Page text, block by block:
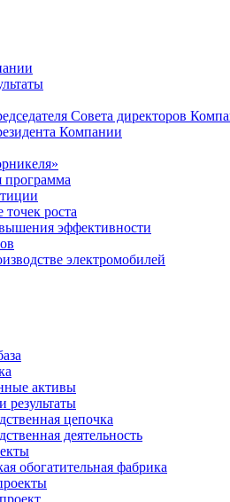
Совета директоров
Компании
программа
роста
эффективности
электромобилей
активы
результаты
цепочка
деятельность
обогатительная фабрика